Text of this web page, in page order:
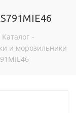
Каталог -
и морозильники